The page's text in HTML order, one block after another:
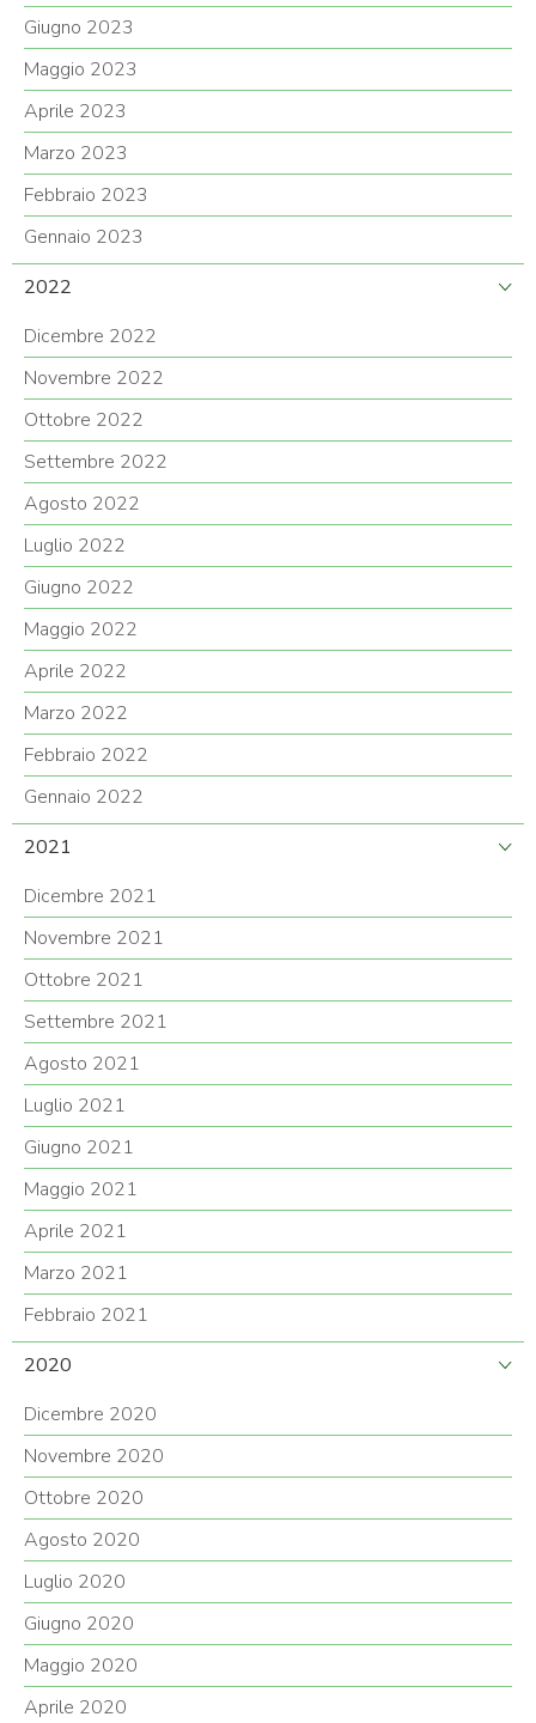
Giugno 2023
Maggio 2023
Aprile 2023
Marzo 2023
Febbraio 2023
Gennaio 2023
2022
Dicembre 2022
Novembre 2022
Ottobre 2022
Settembre 2022
Agosto 2022
Luglio 2022
Giugno 2022
Maggio 2022
Aprile 2022
Marzo 2022
Febbraio 2022
Gennaio 2022
2021
Dicembre 2021
Novembre 2021
Ottobre 2021
Settembre 2021
Agosto 2021
Luglio 2021
Giugno 2021
Maggio 2021
Aprile 2021
Marzo 2021
Febbraio 2021
2020
Dicembre 2020
Novembre 2020
Ottobre 2020
Agosto 2020
Luglio 2020
Giugno 2020
Maggio 2020
Aprile 2020